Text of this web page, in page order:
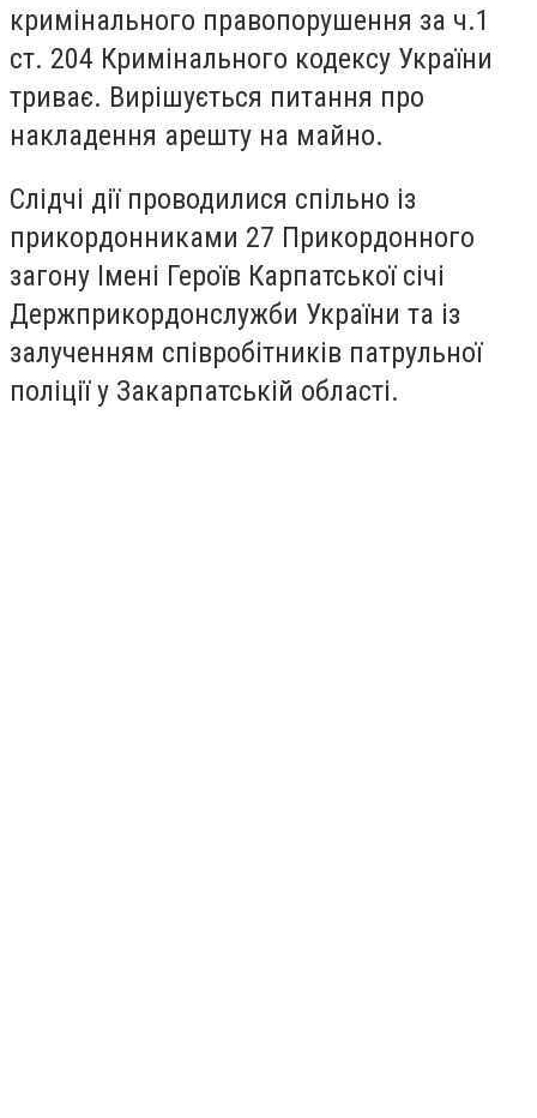
кримінального правопорушення за ч.1
ст. 204 Кримінального кодексу України
триває. Вирішується питання про
накладення арешту на майно.
Слідчі дії проводилися спільно із
прикордонниками 27 Прикордонного
загону Імені Героїв Карпатської січі
Держприкордонслужби України та із
залученням співробітників патрульної
поліції у Закарпатській області.